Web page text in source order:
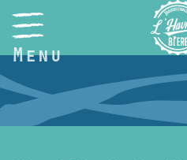
Skip
to
content
Menu